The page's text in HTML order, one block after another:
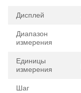
Дисплей
Диапазон
измерения
Единицы
измерения
Шаг